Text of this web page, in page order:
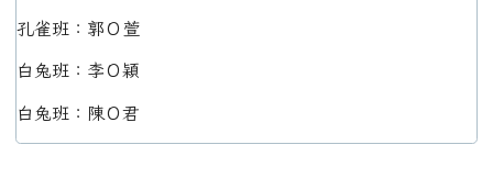
孔雀班：郭Ｏ萱
白兔班：李Ｏ穎
白兔班：陳Ｏ君